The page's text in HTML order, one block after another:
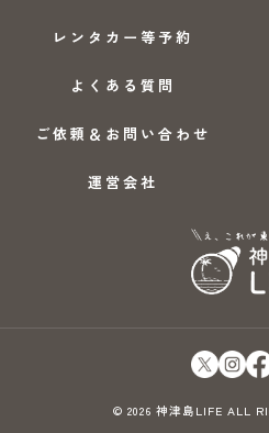
レンタカー等予約
よくある質問
ご依頼＆お問い合わせ
運営会社
© 2026 神津島LIFE ALL